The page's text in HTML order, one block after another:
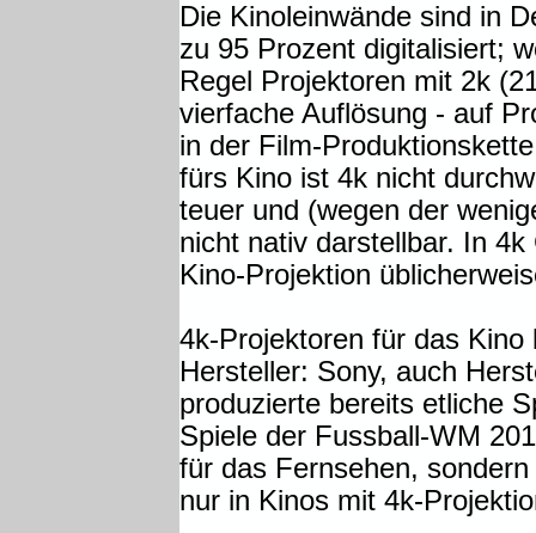
Die Kinoleinwände sind in
zu 95 Prozent digitalisiert;
Regel Projektoren mit 2k
vierfache Auflösung - auf
in der Film-
fürs Kino ist 4k nicht
teuer und (wegen der
nicht nativ darstellbar. In
Kino-Projektion
4k-Projektoren für das
Hersteller: Sony, auch
produzierte bereits etliche
Spiele der Fussball-WM
für das Fernsehen,
nur in Kinos mit 4k-